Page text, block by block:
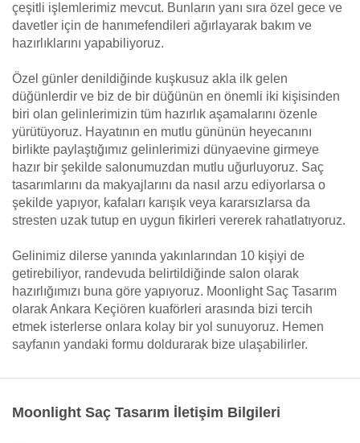
çeşitli işlemlerimiz mevcut. Bunların yanı sıra özel gece ve
davetler için de hanımefendileri ağırlayarak bakım ve
hazırlıklarını yapabiliyoruz.
Özel günler denildiğinde kuşkusuz akla ilk gelen
düğünlerdir ve biz de bir düğünün en önemli iki kişisinden
biri olan gelinlerimizin tüm hazırlık aşamalarını özenle
yürütüyoruz. Hayatının en mutlu gününün heyecanını
birlikte paylaştığımız gelinlerimizi dünyaevine girmeye
hazır bir şekilde salonumuzdan mutlu uğurluyoruz. Saç
tasarımlarını da makyajlarını da nasıl arzu ediyorlarsa o
şekilde yapıyor, kafaları karışık veya kararsızlarsa da
stresten uzak tutup en uygun fikirleri vererek rahatlatıyoruz.
Gelinimiz dilerse yanında yakınlarından 10 kişiyi de
getirebiliyor, randevuda belirtildiğinde salon olarak
hazırlığımızı buna göre yapıyoruz. Moonlight Saç Tasarım
olarak Ankara Keçiören kuaförleri arasında bizi tercih
etmek isterlerse onlara kolay bir yol sunuyoruz. Hemen
sayfanın yandaki formu doldurarak bize ulaşabilirler.
Moonlight Saç Tasarım İletişim Bilgileri